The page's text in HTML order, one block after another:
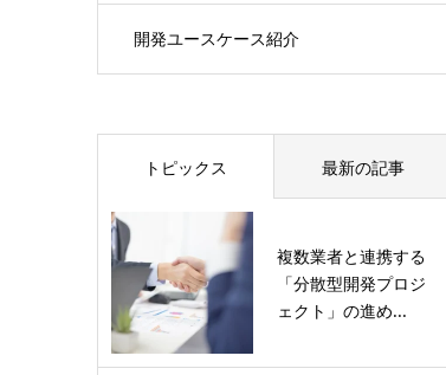
開発ユースケース紹介
トピックス 最新の記事
複数業者と連携する
「分散型開発プロジ
ェクト」の進め...